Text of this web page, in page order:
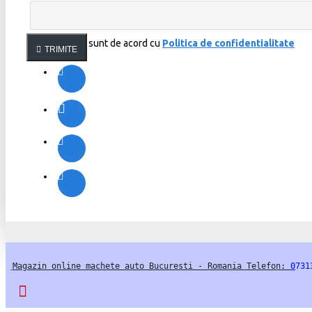
TRIMITE
Am citit şi sunt de acord cu Politica de confidentialitate
Magazin online machete auto Bucuresti - Romania Telefon: 0